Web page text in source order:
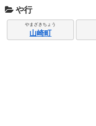
や行
やまざきちょう
山崎町